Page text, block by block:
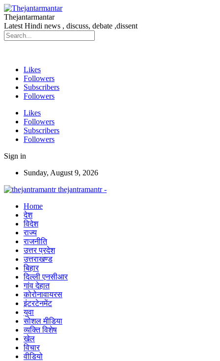
Thejantarmantar
Latest Hindi news , discuss, debate ,dissent
Likes
Followers
Subscribers
Followers
Likes
Followers
Subscribers
Followers
Sign in
Sunday, August 9, 2026
thejantramantr -
Home
देश
विदेश
राज्य
राजनीति
उत्तर प्रदेश
उत्तराखण्ड
बिहार
दिल्ली एनसीआर
गांव देहात
कोरोनावायरस
इंटरटेनमेंट
युवा
सोशल मीडिया
व्यक्ति विशेष
खेल
विचार
वीडियो